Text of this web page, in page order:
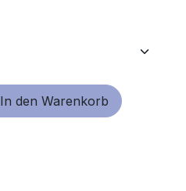
In den Warenkorb